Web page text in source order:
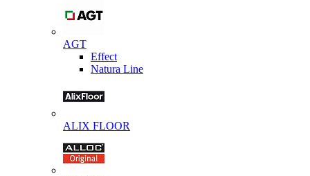
AGT
Effect
Natura Line
ALIX FLOOR